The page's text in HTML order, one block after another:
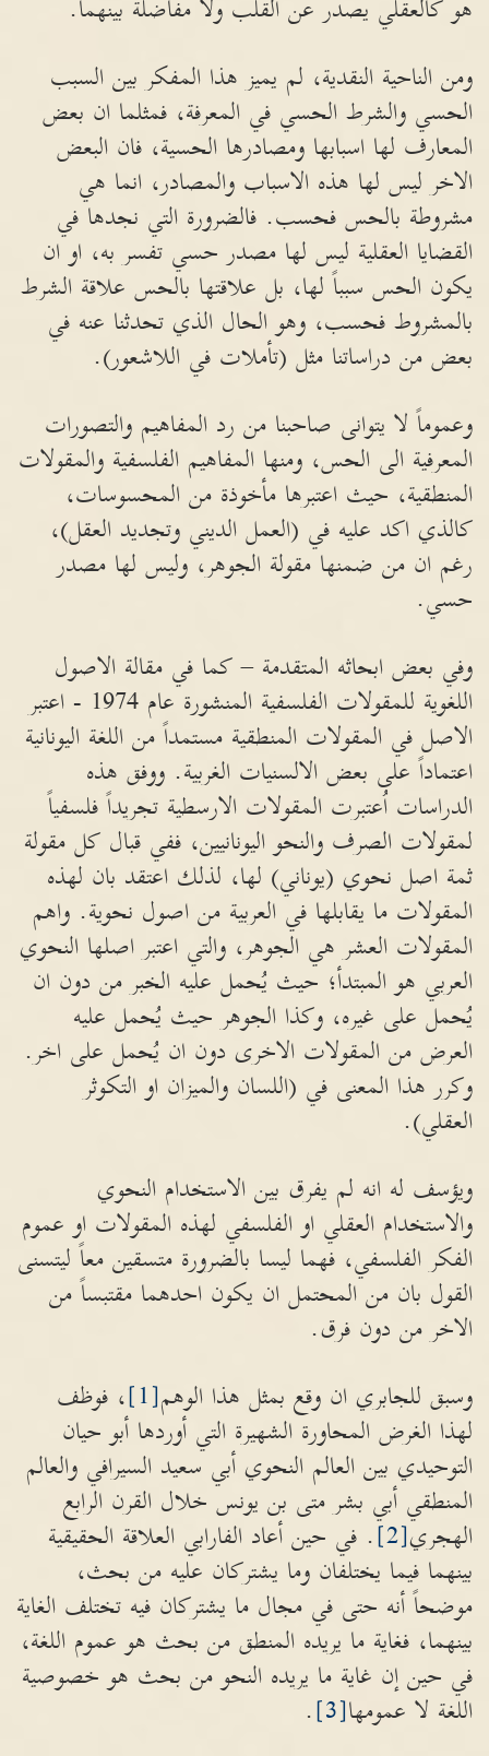
هو كالعقلي يصدر عن القلب ولا مفاضلة بينهما.
ومن الناحية النقدية، لم يميز هذا المفكر بين السبب
الحسي والشرط الحسي في المعرفة، فمثلما ان بعض
المعارف لها اسبابها ومصادرها الحسية، فان البعض
الاخر ليس لها هذه الاسباب والمصادر، انما هي
مشروطة بالحس فحسب. فالضرورة التي نجدها في
القضايا العقلية ليس لها مصدر حسي تفسر به، او ان
يكون الحس سبباً لها، بل علاقتها بالحس علاقة الشرط
بالمشروط فحسب، وهو الحال الذي تحدثنا عنه في
بعض من دراساتنا مثل (تأملات في اللاشعور).
وعموماً لا يتوانى صاحبنا من رد المفاهيم والتصورات
المعرفية الى الحس، ومنها المفاهيم الفلسفية والمقولات
المنطقية، حيث اعتبرها مأخوذة من المحسوسات،
كالذي اكد عليه في (العمل الديني وتجديد العقل)،
رغم ان من ضمنها مقولة الجوهر، وليس لها مصدر
حسي.
وفي بعض ابحاثه المتقدمة – كما في مقالة الاصول
اللغوية للمقولات الفلسفية المنشورة عام 1974 - اعتبر
الاصل في المقولات المنطقية مستمداً من اللغة اليونانية
اعتماداً على بعض الالسنيات الغربية. ووفق هذه
الدراسات اُعتبرت المقولات الارسطية تجريداً فلسفياً
لمقولات الصرف والنحو اليونانيين، ففي قبال كل مقولة
ثمة اصل نحوي (يوناني) لها، لذلك اعتقد بان لهذه
المقولات ما يقابلها في العربية من اصول نحوية. واهم
المقولات العشر هي الجوهر، والتي اعتبر اصلها النحوي
العربي هو المبتدأ؛ حيث يُحمل عليه الخبر من دون ان
يُحمل على غيره، وكذا الجوهر حيث يُحمل عليه
العرض من المقولات الاخرى دون ان يُحمل على اخر.
وكرر هذا المعنى في (اللسان والميزان او التكوثر
العقلي).
ويؤسف له انه لم يفرق بين الاستخدام النحوي
والاستخدام العقلي او الفلسفي لهذه المقولات او عموم
الفكر الفلسفي، فهما ليسا بالضرورة متسقين معاً ليتسنى
القول بان من المحتمل ان يكون احدهما مقتبساً من
الاخر من دون فرق.
وسبق للجابري ان وقع بمثل هذا الوهم[1]
، فوظف
لهذا الغرض المحاورة الشهيرة التي أوردها أبو حيان
التوحيدي بين العالم النحوي أبي سعيد السيرافي والعالم
المنطقي أبي بشر متى بن يونس خلال القرن الرابع
الهجري[2]
. في حين أعاد الفارابي العلاقة الحقيقية
بينهما فيما يختلفان وما يشتركان عليه من بحث،
موضحاً أنه حتى في مجال ما يشتركان فيه تختلف الغاية
بينهما، فغاية ما يريده المنطق من بحث هو عموم اللغة،
في حين إن غاية ما يريده النحو من بحث هو خصوصية
اللغة لا عمومها[3]
.